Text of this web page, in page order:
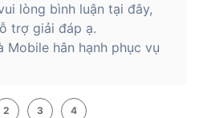
lòng bình luận tại đây,
trợ giải đáp ạ.
Mobile hân hạnh phục vụ
2 3 4